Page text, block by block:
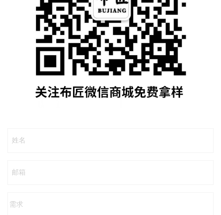
姓名
邮箱
需求